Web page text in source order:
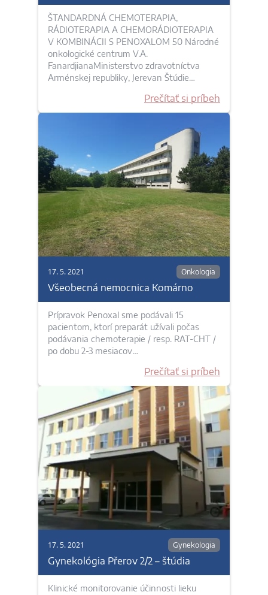
ŠTANDARDNÁ CHEMOTERAPIA,
RÁDIOTERAPIA A CHEMORÁDIOTERAPIA
V KOMBINÁCII S PENOXALOM 50 Národné
onkologické centrum V.A.
FanardjianaMinisterstvo zdravotníctva
Arménskej republiky, Jerevan Štúdie…
Prečítať si príbeh
17. 5. 2021 Onkologia
Všeobecná nemocnica Komárno
Prípravok Penoxal sme podávali 15
pacientom, ktorí preparát užívali počas
podávania chemoterapie / resp. RAT-CHT /
po dobu 2-3 mesiacov…
Prečítať si príbeh
17. 5. 2021 Gynekologia
Gynekológia Přerov 2/2 – štúdia
Klinické monitorovanie účinnosti lieku